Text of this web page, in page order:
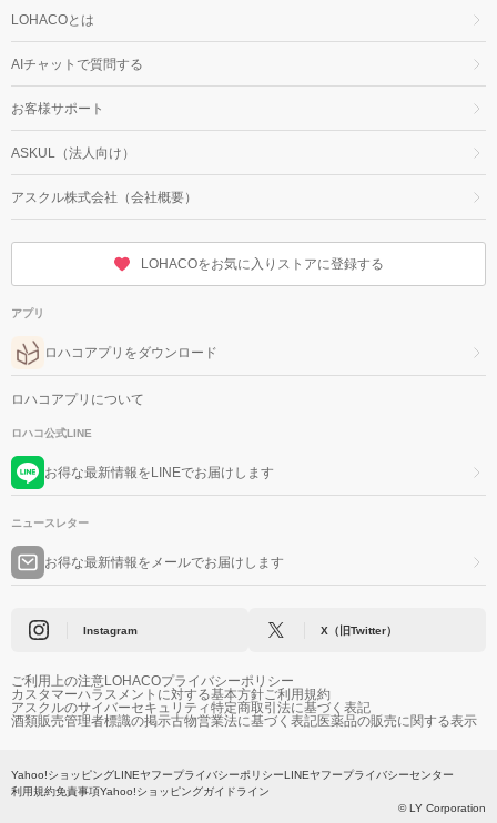
LOHACOとは
AIチャットで質問する
お客様サポート
ASKUL（法人向け）
アスクル株式会社（会社概要）
LOHACOをお気に入りストアに登録する
アプリ
ロハコアプリをダウンロード
ロハコアプリについて
ロハコ公式LINE
お得な最新情報をLINEでお届けします
ニュースレター
お得な最新情報をメールでお届けします
Instagram X（旧Twitter）
ご利用上の注意LOHACOプライバシーポリシー
カスタマーハラスメントに対する基本方針ご利用規約
アスクルのサイバーセキュリティ特定商取引法に基づく表記
酒類販売管理者標識の掲示古物営業法に基づく表記医薬品の販売に関する表示
Yahoo!ショッピングLINEヤフープライバシーポリシーLINEヤフープライバシーセンター
利用規約免責事項Yahoo!ショッピングガイドライン
© LY Corporation